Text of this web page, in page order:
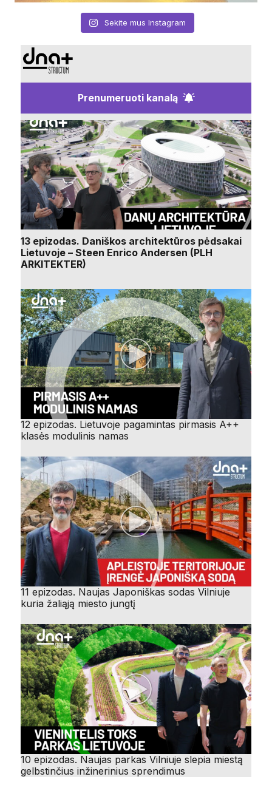
Sekite mus Instagram
Prenumeruoti kanalą
13 epizodas. Daniškos architektūros pėdsakai
Lietuvoje – Steen Enrico Andersen (PLH
ARKITEKTER)
12 epizodas. Lietuvoje pagamintas pirmasis A++
klasės modulinis namas
11 epizodas. Naujas Japoniškas sodas Vilniuje
kuria žaliąją miesto jungtį
10 epizodas. Naujas parkas Vilniuje slepia miestą
gelbstinčius inžinerinius sprendimus